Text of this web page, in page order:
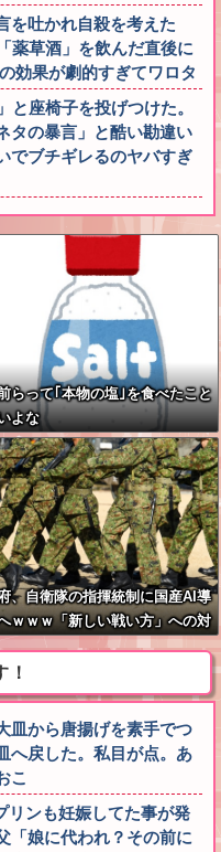
を吐かれ自殺を考えた
薬草酒」を飲んだ直後に
効果が劇的すぎてワロタ
と座椅子を投げつけた。
タの暴言」と酷い勘違い
でブチギレるのヤバすぎ
らって｢本物の塩｣を食べたこと
よな
、自衛隊の指揮統制に国産AI導
ｗｗｗ「新しい戦い方」への対
急ぐ
皿から唐揚げを素手でつ
へ戻した。私目が点。あ
こ
リンも妊娠してた事が発
「娘に代われ？その前に